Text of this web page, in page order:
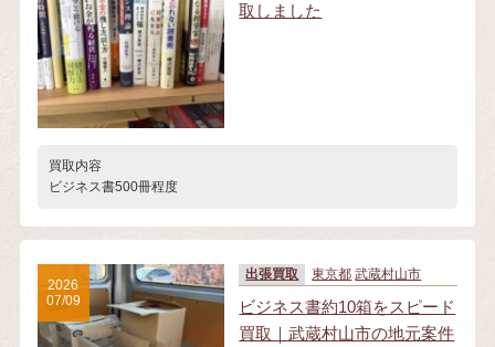
取しました
買取内容
ビジネス書500冊程度
出張買取 東京都 武蔵村山市
ビジネス書約10箱をスピード
買取｜武蔵村山市の地元案件
2026
07/09